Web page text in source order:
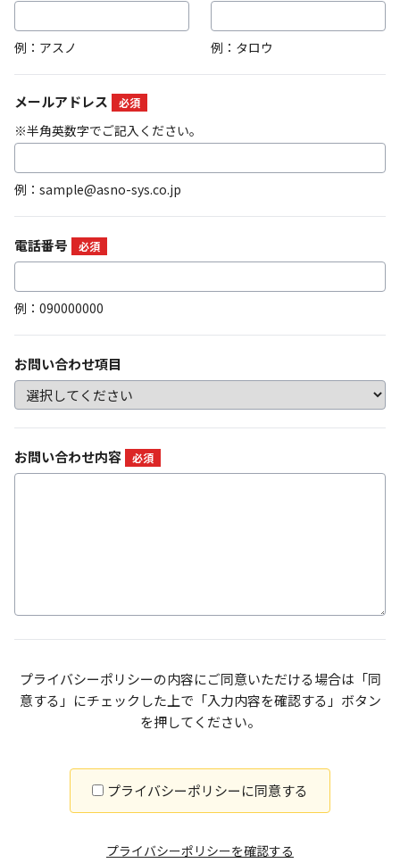
例：アスノ 例：タロウ
メールアドレス 必須
※半角英数字でご記入ください。
例：sample@asno-sys.co.jp
電話番号 必須
例：090000000
お問い合わせ項目
お問い合わせ内容 必須
プライバシーポリシーの内容にご同意いただける場合は「同
意する」にチェックした上で 「入力内容を確認する」ボタン
を押してください。
プライバシーポリシーに同意する
プライバシーポリシーを確認する